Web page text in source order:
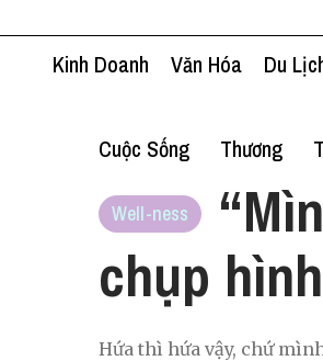
Kinh Doanh Văn Hóa Du
Cuộc Sống Thương
Well-ness
chụp
Hứa thì hứa vậy, chứ